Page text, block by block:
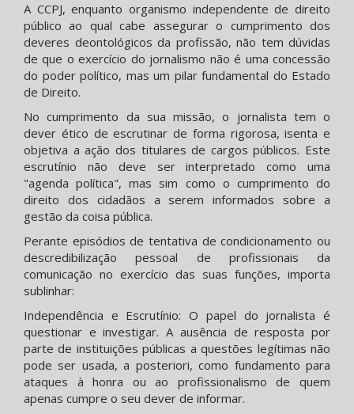
A CCPJ, enquanto organismo independente de direito
público ao qual cabe assegurar o cumprimento dos
deveres deontológicos da profissão, não tem dúvidas
de que o exercício do jornalismo não é uma concessão
do poder político, mas um pilar fundamental do Estado
de Direito.
No cumprimento da sua missão, o jornalista tem o
dever ético de escrutinar de forma rigorosa, isenta e
objetiva a ação dos titulares de cargos públicos. Este
escrutínio não deve ser interpretado como uma
"agenda política", mas sim como o cumprimento do
direito dos cidadãos a serem informados sobre a
gestão da coisa pública.
Perante episódios de tentativa de condicionamento ou
descredibilização pessoal de profissionais da
comunicação no exercício das suas funções, importa
sublinhar:
Independência e Escrutínio: O papel do jornalista é
questionar e investigar. A ausência de resposta por
parte de instituições públicas a questões legítimas não
pode ser usada, a posteriori, como fundamento para
ataques à honra ou ao profissionalismo de quem
apenas cumpre o seu dever de informar.